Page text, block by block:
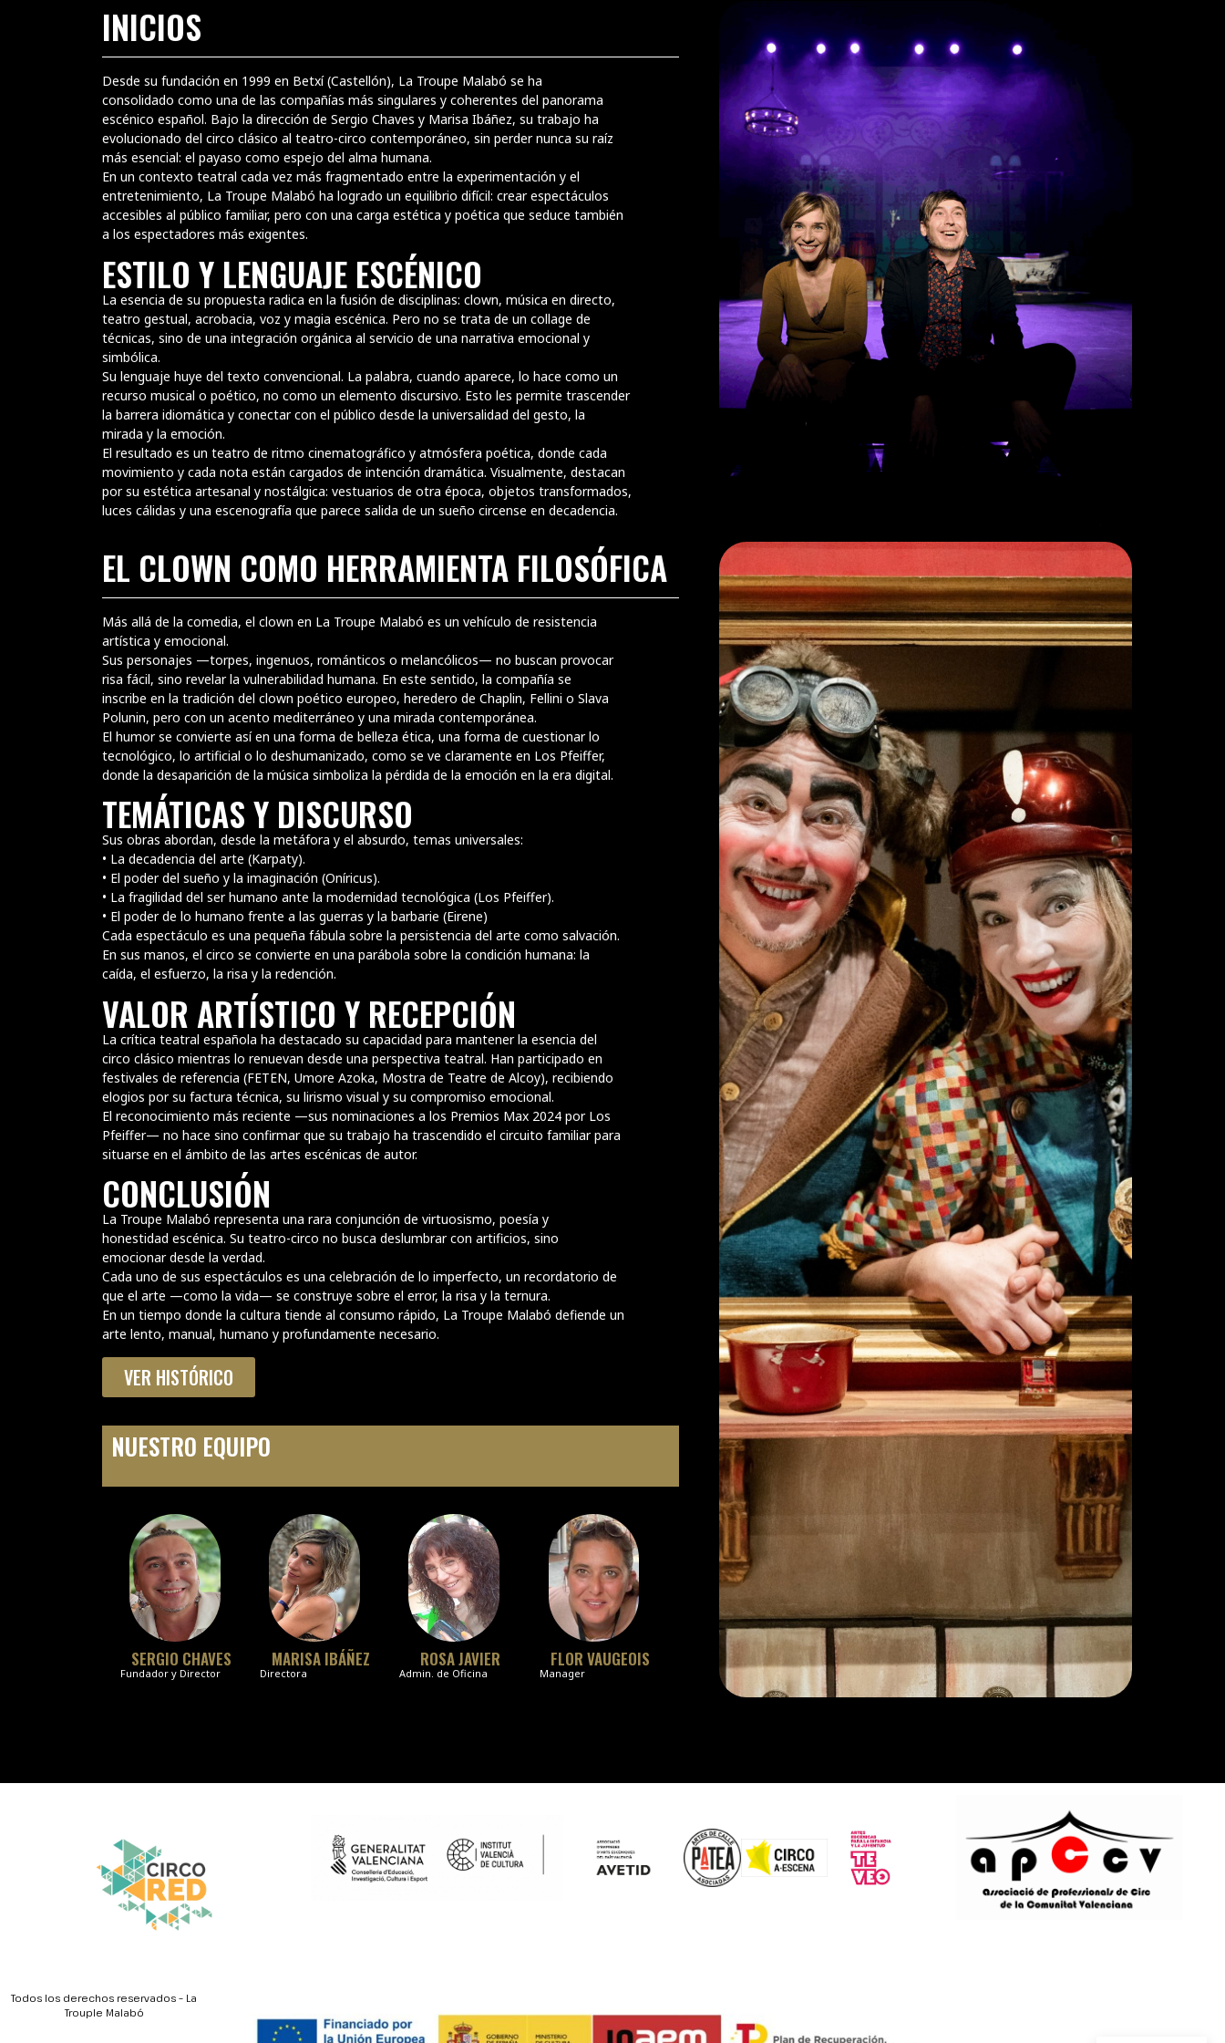
Somos una compañía que mezcla la magia del circo, la emoción del teatro y la belleza del gesto
para crear espectáculos únicos, cargados de humor, poesía y humanidad. Cada función es un
viaje: un espacio donde el público ríe, sueña y se deja llevar por el arte del movimiento, la
música y la sorpresa.
"La vida es maravillosa si no se le tiene miedo". (Chaplin)
INICIOS
Desde su fundación en 1999 en Betxí (Castellón), La Troupe Malabó se ha
consolidado como una de las compañías más singulares y coherentes del panorama
escénico español. Bajo la dirección de Sergio Chaves y Marisa Ibáñez, su trabajo ha
evolucionado del circo clásico al teatro-circo contemporáneo, sin perder nunca su raíz
más esencial: el payaso como espejo del alma humana.
En un contexto teatral cada vez más fragmentado entre la experimentación y el
entretenimiento, La Troupe Malabó ha logrado un equilibrio difícil: crear espectáculos
accesibles al público familiar, pero con una carga estética y poética que seduce también
a los espectadores más exigentes.
ESTILO Y LENGUAJE ESCÉNICO
La esencia de su propuesta radica en la fusión de disciplinas: clown, música en directo,
teatro gestual, acrobacia, voz y magia escénica. Pero no se trata de un collage de
técnicas, sino de una integración orgánica al servicio de una narrativa emocional y
simbólica.
Su lenguaje huye del texto convencional. La palabra, cuando aparece, lo hace como un
recurso musical o poético, no como un elemento discursivo. Esto les permite trascender
la barrera idiomática y conectar con el público desde la universalidad del gesto, la
mirada y la emoción.
El resultado es un teatro de ritmo cinematográfico y atmósfera poética, donde cada
movimiento y cada nota están cargados de intención dramática. Visualmente, destacan
por su estética artesanal y nostálgica: vestuarios de otra época, objetos transformados,
luces cálidas y una escenografía que parece salida de un sueño circense en decadencia.
EL CLOWN COMO HERRAMIENTA FILOSÓFICA
Más allá de la comedia, el clown en La Troupe Malabó es un vehículo de resistencia
artística y emocional.
Sus personajes —torpes, ingenuos, románticos o melancólicos— no buscan provocar
risa fácil, sino revelar la vulnerabilidad humana. En este sentido, la compañía se
inscribe en la tradición del clown poético europeo, heredero de Chaplin, Fellini o Slava
Polunin, pero con un acento mediterráneo y una mirada contemporánea.
El humor se convierte así en una forma de belleza ética, una forma de cuestionar lo
tecnológico, lo artificial o lo deshumanizado, como se ve claramente en Los Pfeiffer,
donde la desaparición de la música simboliza la pérdida de la emoción en la era digital.
TEMÁTICAS Y DISCURSO
Sus obras abordan, desde la metáfora y el absurdo, temas universales:
• La decadencia del arte (Karpaty).
• El poder del sueño y la imaginación (Oníricus).
• La fragilidad del ser humano ante la modernidad tecnológica (Los Pfeiffer).
• El poder de lo humano frente a las guerras y la barbarie (Eirene)
Cada espectáculo es una pequeña fábula sobre la persistencia del arte como salvación.
En sus manos, el circo se convierte en una parábola sobre la condición humana: la
caída, el esfuerzo, la risa y la redención.
VALOR ARTÍSTICO Y RECEPCIÓN
La crítica teatral española ha destacado su capacidad para mantener la esencia del
circo clásico mientras lo renuevan desde una perspectiva teatral. Han participado en
festivales de referencia (FETEN, Umore Azoka, Mostra de Teatre de Alcoy), recibiendo
elogios por su factura técnica, su lirismo visual y su compromiso emocional.
El reconocimiento más reciente —sus nominaciones a los Premios Max 2024 por Los
Pfeiffer— no hace sino confirmar que su trabajo ha trascendido el circuito familiar para
situarse en el ámbito de las artes escénicas de autor.
CONCLUSIÓN
La Troupe Malabó representa una rara conjunción de virtuosismo, poesía y
honestidad escénica. Su teatro-circo no busca deslumbrar con artificios, sino
emocionar desde la verdad.
Cada uno de sus espectáculos es una celebración de lo imperfecto, un recordatorio de
que el arte —como la vida— se construye sobre el error, la risa y la ternura.
En un tiempo donde la cultura tiende al consumo rápido, La Troupe Malabó defiende un
arte lento, manual, humano y profundamente necesario.
VER HISTÓRICO
NUESTRO EQUIPO
SERGIO CHAVES
Fundador y Director
MARISA IBÁÑEZ
Directora
ROSA JAVIER
Admin. de Oficina
FLOR VAUGEOIS
Manager
Todos los derechos reservados – La
Trouple Malabó